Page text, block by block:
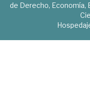
de Derecho, Economía,